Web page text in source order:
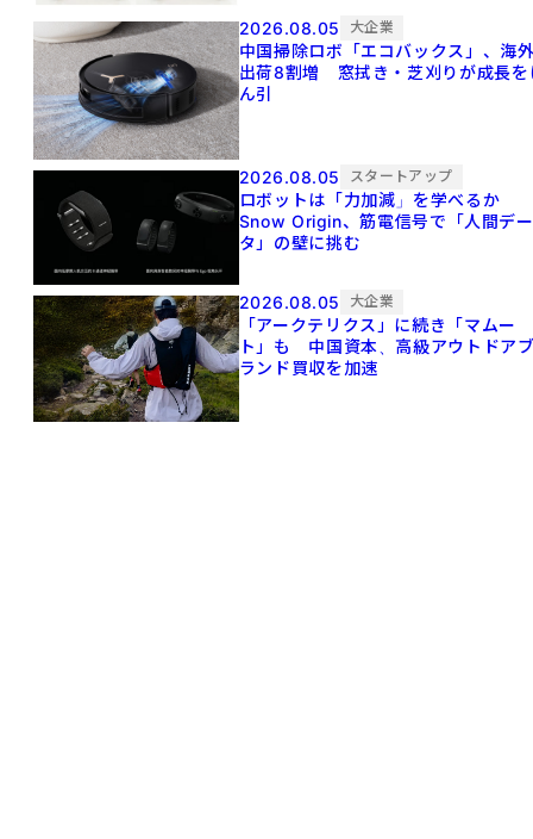
2026.08.05
大企業
中国掃除ロボ「エコバックス」、海
出荷8割増 窓拭き・芝刈りが成長を
ん引
2026.08.05 スタートアップ
ロボットは「力加減」を学べるか
Snow Origin、筋電信号で「人間デー
タ」の壁に挑む
2026.08.05 大企業
「アークテリクス」に続き「マムー
ト」も 中国資本、高級アウトドア
ランド買収を加速